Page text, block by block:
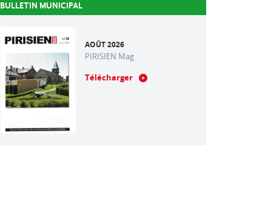
BULLETIN MUNICIPAL
AOÛT 2026
PIRISIEN Mag
Télécharger